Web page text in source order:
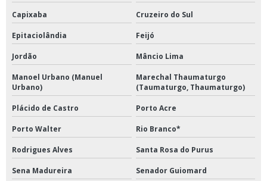
Capixaba Cruzeiro do Sul
Epitaciolândia Feijó
Jordão Mâncio Lima
Manoel Urbano (Manuel
Urbano)
Marechal Thaumaturgo
(Taumaturgo, Thaumaturgo)
Plácido de Castro Porto Acre
Porto Walter Rio Branco*
Rodrigues Alves Santa Rosa do Purus
Sena Madureira Senador Guiomard